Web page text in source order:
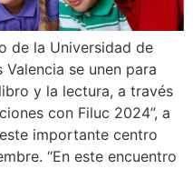
de la Universidad de
se unen para
y la lectura, a través
con Filuc 2024”, a
importante centro
“En este encuentro